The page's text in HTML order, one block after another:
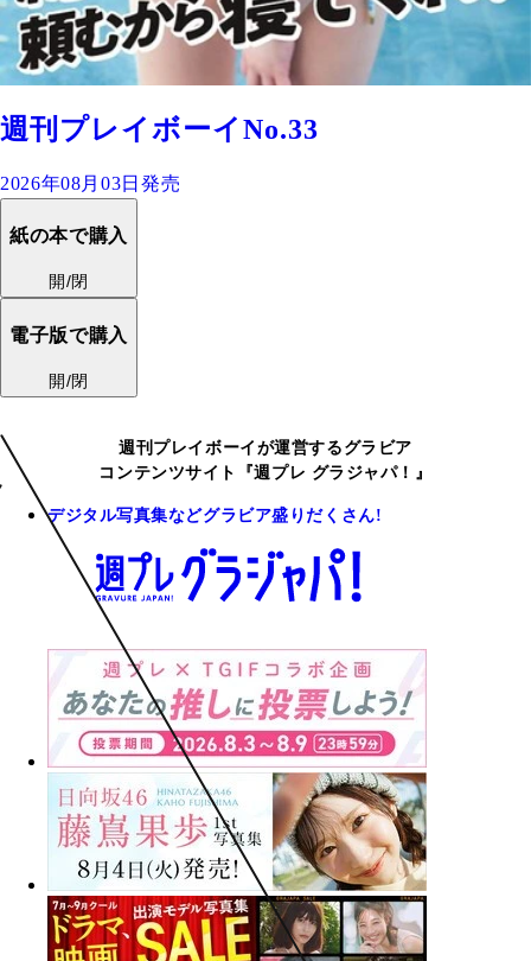
週刊プレイボーイNo.33
2026年08月03日発売
紙の本で購入
開/閉
電子版で購入
開/閉
週刊プレイボーイが運営するグラビア
コンテンツサイト『週プレ グラジャパ！』
デジタル写真集などグラビア盛りだくさん!